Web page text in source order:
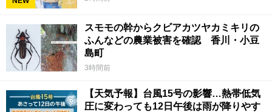
スモモの幹からクビアカツヤカミキリの
ふんなどの農業被害を確認 香川・小豆
島町
3時間前
【天気予報】台風15号の影響…熱帯低気
圧に変わっても12日午後は雨が降りやす